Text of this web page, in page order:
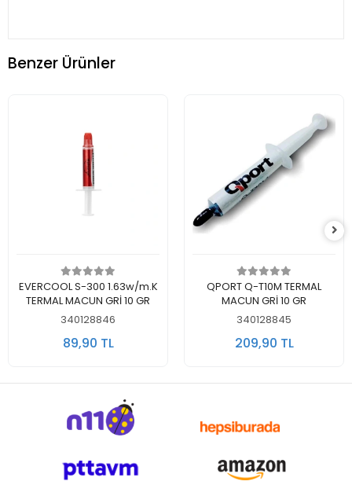
Benzer Ürünler
Sepete Ekle
EVERCOOL S-300 1.63w/m.K
TERMAL MACUN GRİ 10 GR
340128846
89,90 TL
Sepete Ekle
QPORT Q-T10M TERMAL
MACUN GRİ 10 GR
340128845
209,90 TL